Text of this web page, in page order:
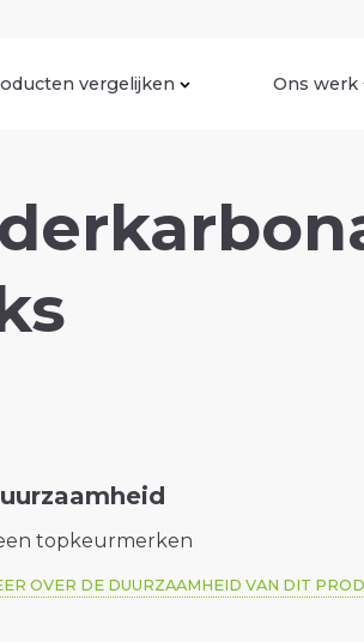
vergelijken Ons werk
topkeurmerken
OVER DE DUURZAAMHEID VAN DIT